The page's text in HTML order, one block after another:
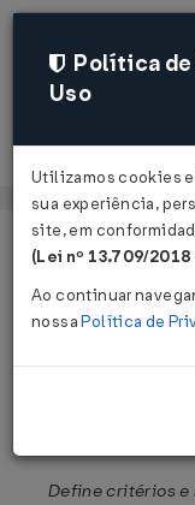
Página Inicial
Portaria
Define critérios e
Política de
Uso
Utilizamos cookies
sua experiência,
site, em
(Lei nº 13.709/2018
Ao continuar
nossaPolítica de